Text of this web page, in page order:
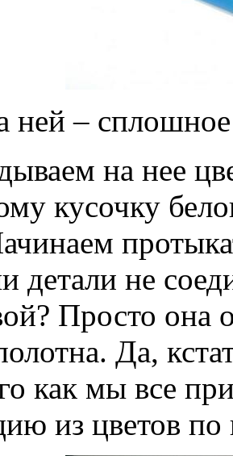
ней –
на нее
кусочку
детали не
Просто она
Да,
как мы все
из цветов по